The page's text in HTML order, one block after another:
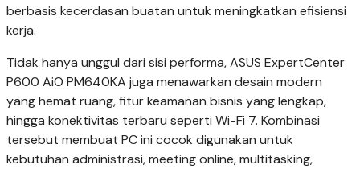
berbasis kecerdasan buatan untuk meningkatkan efisiensi
kerja.
Tidak hanya unggul dari sisi performa, ASUS ExpertCenter
P600 AiO PM640KA juga menawarkan desain modern
yang hemat ruang, fitur keamanan bisnis yang lengkap,
hingga konektivitas terbaru seperti Wi-Fi 7. Kombinasi
tersebut membuat PC ini cocok digunakan untuk
kebutuhan administrasi, meeting online, multitasking,